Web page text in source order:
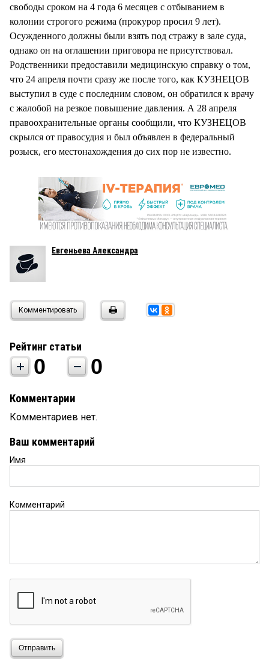
свободы сроком на 4 года 6 месяцев с отбыванием в
колонии строгого режима (прокурор просил 9 лет).
Осужденного должны были взять под стражу в зале суда,
однако он на оглашении приговора не присутствовал.
Родственники предоставили медицинскую справку о том,
что 24 апреля почти сразу же после того, как КУЗНЕЦОВ
выступил в суде с последним словом, он обратился к врачу
с жалобой на резкое повышение давления. А 28 апреля
правоохранительные органы сообщили, что КУЗНЕЦОВ
скрылся от правосудия и был объявлен в федеральный
розыск, его местонахождения до сих пор не известно.
Евгеньева Александра
Комментировать
Рейтинг статьи
0 0
Комментарии
Комментариев нет.
Ваш комментарий
Имя
Комментарий
Отправить